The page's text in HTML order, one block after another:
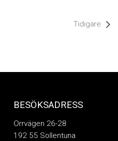
Tidigare
BESÖKSADRESS
Orrvägen 26-28
192 55 Sollentuna